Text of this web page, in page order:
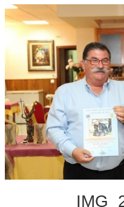
Hacerse socio
Log diploma en Pdf
Fotos▼
Sistemas Digitales
Noticias de interés
Contacto